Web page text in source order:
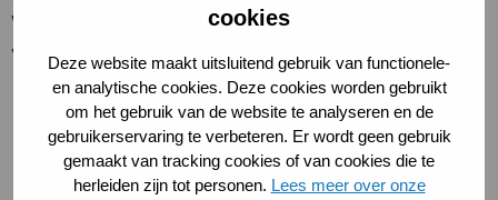
cookies
Deze website maakt uitsluitend gebruik van functionele-
en analytische cookies. Deze cookies worden gebruikt
om het gebruik van de website te analyseren en de
gebruikerservaring te verbeteren. Er wordt geen gebruik
gemaakt van tracking cookies of van cookies die te
herleiden zijn tot personen. Lees meer over onze
We hechten veel waarde aan een zorgvuldige en
verantwoorde uitvoering van het onderzoek:
Telraam filmt niet en verzamelt geen persoonlijke
gegevens.
De verzamelde informatie wordt uitsluitend gebruikt